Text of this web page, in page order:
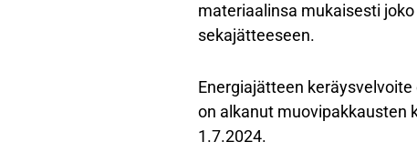
materiaalinsa mukaisesti
sekajätteeseen.
Energiajätteen
on alkanut muovipakkausten
1.7.2024.